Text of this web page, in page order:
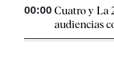
00:00 Cuatro y La
audiencias